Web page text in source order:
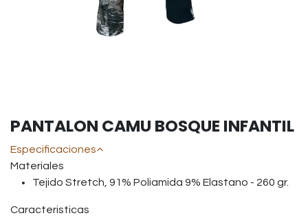
PANTALON CAMU BOSQUE INFANTIL
Especificaciones
Materiales
Tejido Stretch, 91% Poliamida 9% Elastano - 260 gr.
Caracteristicas